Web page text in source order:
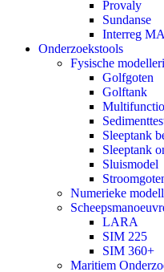
Provaly
Sundanse
Interreg
Onderzoekstools
Fysische
Golfgoten
Golftank
Sleeptank
Sleeptank
Sluismodel
Numerieke
LARA
SIM 225
SIM 360+
Maritiem